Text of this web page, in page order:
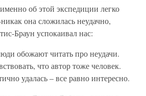
об этой экспедиции легко
она сложилась неудачно,
Браун успокаивал нас:
обожают читать про неудачи.
что автор тоже человек.
удалась – все равно интересно.